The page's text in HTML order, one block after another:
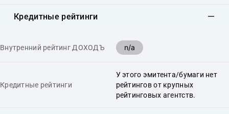
Кредитные рейтинги
Внутренний рейтинг ДОХОДЪ n/a
Кредитные рейтинги
У этого эмитента/бумаги нет
рейтингов от крупных
рейтинговых агентств.